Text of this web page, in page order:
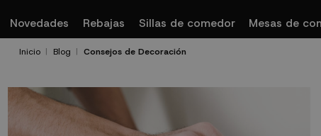
Novedades Rebajas Sillas de comedor Mesas de
Inicio Blog Consejos de Decoración